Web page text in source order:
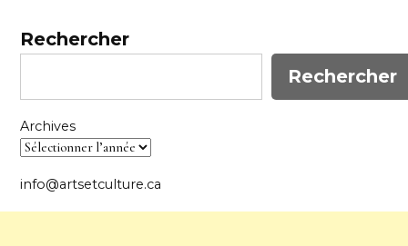
Rechercher
Rechercher
Archives
info@artsetculture.ca